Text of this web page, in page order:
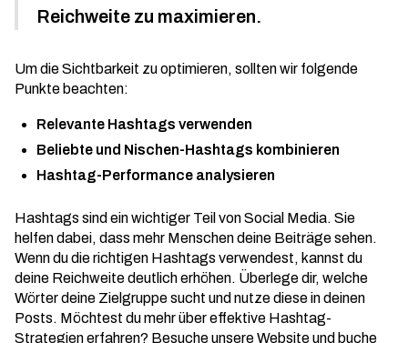
Reichweite zu maximieren.
Um die Sichtbarkeit zu optimieren, sollten wir folgende
Punkte beachten:
Relevante Hashtags verwenden
Beliebte und Nischen-Hashtags kombinieren
Hashtag-Performance analysieren
Hashtags sind ein wichtiger Teil von Social Media. Sie
helfen dabei, dass mehr Menschen deine Beiträge sehen.
Wenn du die richtigen Hashtags verwendest, kannst du
deine Reichweite deutlich erhöhen. Überlege dir, welche
Wörter deine Zielgruppe sucht und nutze diese in deinen
Posts. Möchtest du mehr über effektive Hashtag-
Strategien erfahren? Besuche unsere Website und buche